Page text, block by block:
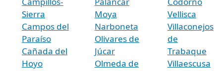
Sierra
Campos del
Paraíso
Cañada del
Hoyo
Moya
Narboneta
Olivares de
Júcar
Olmeda de
Vellisca
Villaconejos
de
Trabaque
Villaescusa